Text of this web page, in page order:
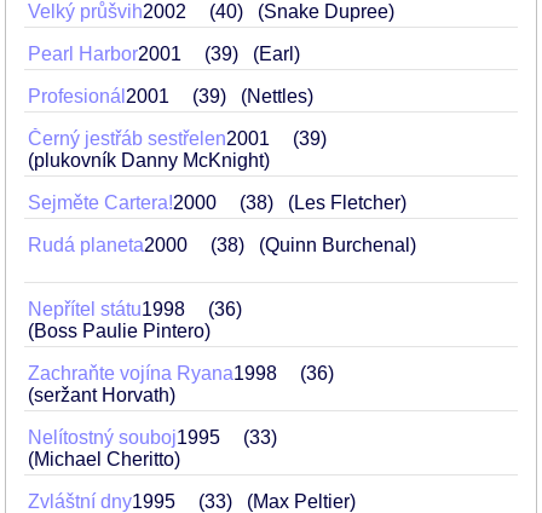
Velký průšvih2002 40 (Snake Dupree)
Pearl Harbor2001 39 (Earl)
Profesionál 2001 39 (Nettles)
Černý jestřáb sestřelen2001
39
(plukovník Danny McKnight)
Sejměte Cartera!2000 38 (Les Fletcher)
Rudá planeta2000 38 (Quinn Burchenal)
Nepřítel státu1998
36
(Boss Paulie Pintero)
Zachraňte vojína Ryana1998
36
(seržant Horvath)
Nelítostný souboj1995
33
(Michael Cheritto)
Zvláštní dny1995 33 (Max Peltier)